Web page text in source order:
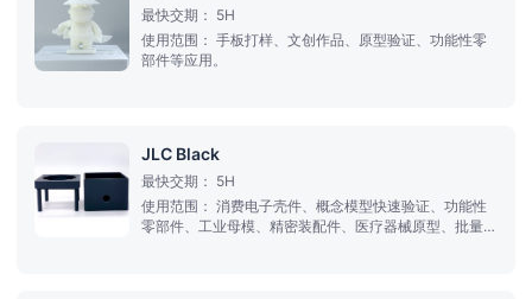
最快交期： 5H
使用范围： 手板打样、文创作品、原型验证、功能性零
部件等应用。
JLC Black
最快交期： 5H
使用范围： 消费电子壳件、概念模型快速验证、功能性
零部件、工业母模、精密装配件、医疗器械原型、批量终